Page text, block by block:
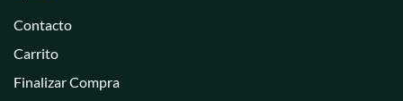
Contacto
Carrito
Finalizar Compra